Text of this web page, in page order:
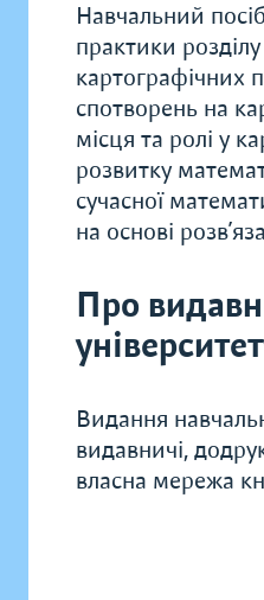
Навчальний
практики
картографічних
спотворень на
місця та ролі у
розвитку
сучасної
на основі
Про
Видання
видавничі,
власна мережа